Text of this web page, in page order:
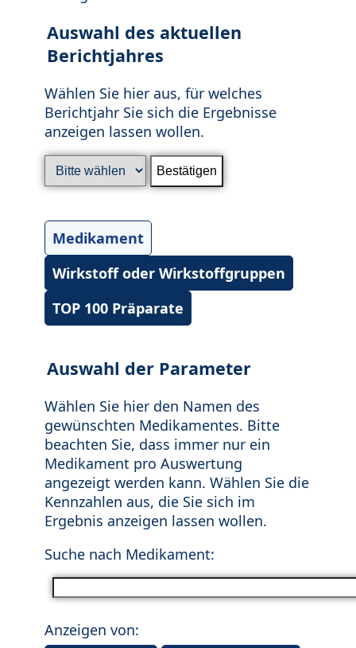
Auswahl des aktuellen
Berichtjahres
Wählen Sie hier aus, für welches
Berichtjahr Sie sich die Ergebnisse
anzeigen lassen wollen.
Medikament
Wirkstoff oder Wirkstoffgruppen
TOP 100 Präparate
Auswahl der Parameter
Wählen Sie hier den Namen des
gewünschten Medikamentes. Bitte
beachten Sie, dass immer nur ein
Medikament pro Auswertung
angezeigt werden kann. Wählen Sie die
Kennzahlen aus, die Sie sich im
Ergebnis anzeigen lassen wollen.
Suche nach Medikament:
Anzeigen von: